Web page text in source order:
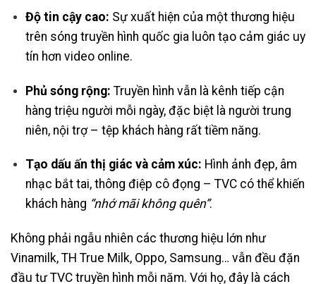
Độ tin cậy cao: Sự xuất hiện của một thương hiệu
trên sóng truyền hình quốc gia luôn tạo cảm giác uy
tín hơn video online.
Phủ sóng rộng: Truyền hình vẫn là kênh tiếp cận
hàng triệu người mỗi ngày, đặc biệt là người trung
niên, nội trợ – tệp khách hàng rất tiềm năng.
Tạo dấu ấn thị giác và cảm xúc: Hình ảnh đẹp, âm
nhạc bắt tai, thông điệp cô đọng – TVC có thể khiến
khách hàng “nhớ mãi không quên”.
Không phải ngẫu nhiên các thương hiệu lớn như
Vinamilk, TH True Milk, Oppo, Samsung… vẫn đều đặn
đầu tư TVC truyền hình mỗi năm. Với họ, đây là cách